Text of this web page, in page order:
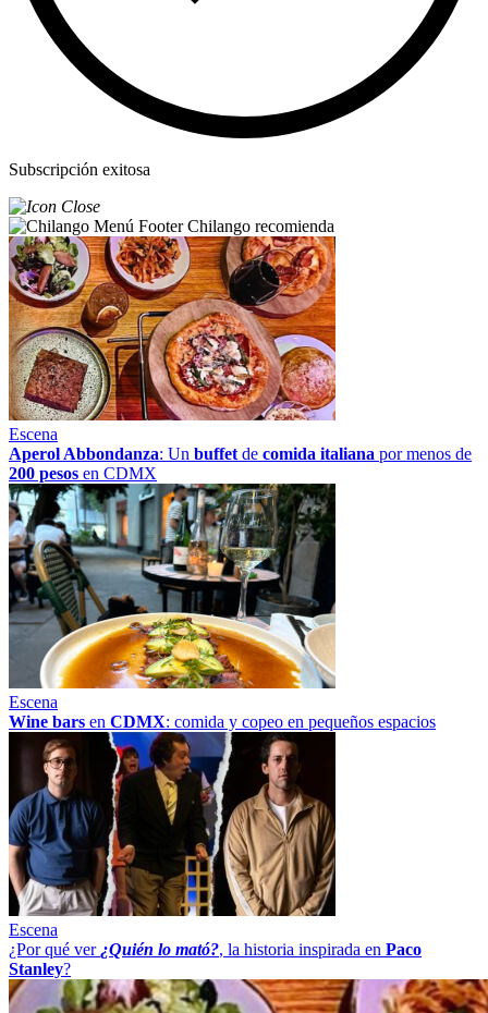
Subscripción exitosa
Chilango recomienda
Escena
Aperol Abbondanza: Un buffet de comida italiana por menos de
200 pesos en CDMX
Escena
Wine bars en CDMX: comida y copeo en pequeños espacios
Escena
¿Por qué ver ¿Quién lo mató?, la historia inspirada en Paco
Stanley?